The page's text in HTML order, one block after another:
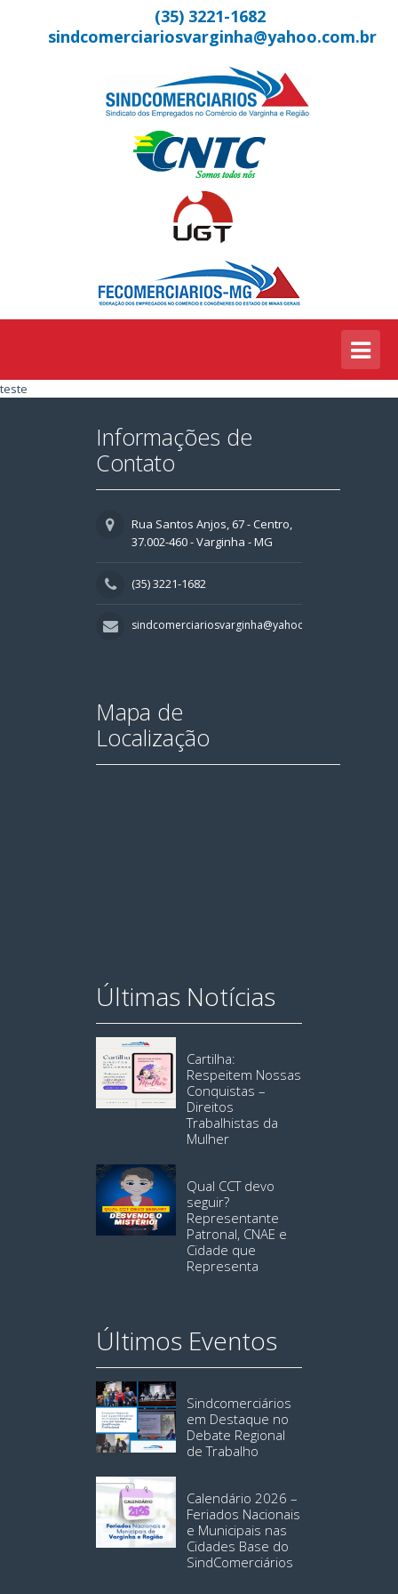
(35) 3221-1682
sindcomerciariosvarginha@yahoo.com.br
teste
Informações de
Contato
Rua Santos Anjos, 67 - Centro,
37.002-460 - Varginha - MG
(35) 3221-1682
sindcomerciariosvarginha@yahoo.com.br
Mapa de
Localização
Últimas Notícias
Cartilha:
Respeitem Nossas
Conquistas –
Direitos
Trabalhistas da
Mulher
Qual CCT devo
seguir?
Representante
Patronal, CNAE e
Cidade que
Representa
Últimos Eventos
Sindcomerciários
em Destaque no
Debate Regional
de Trabalho
Calendário 2026 –
Feriados Nacionais
e Municipais nas
Cidades Base do
SindComerciários